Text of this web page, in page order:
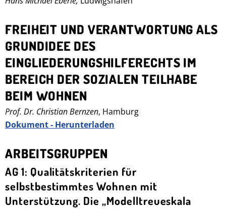
FREIHEIT UND VERANTWORTUNG ALS
GRUNDIDEE DES
EINGLIEDERUNGSHILFERECHTS IM
BEREICH DER SOZIALEN TEILHABE
BEIM WOHNEN
Prof. Dr. Christian Bernzen, Hamburg
Dokument - Herunterladen
ARBEITSGRUPPEN
AG 1: Qualitätskriterien für
selbstbestimmtes Wohnen mit
Unterstützung. Die „Modelltreueskala